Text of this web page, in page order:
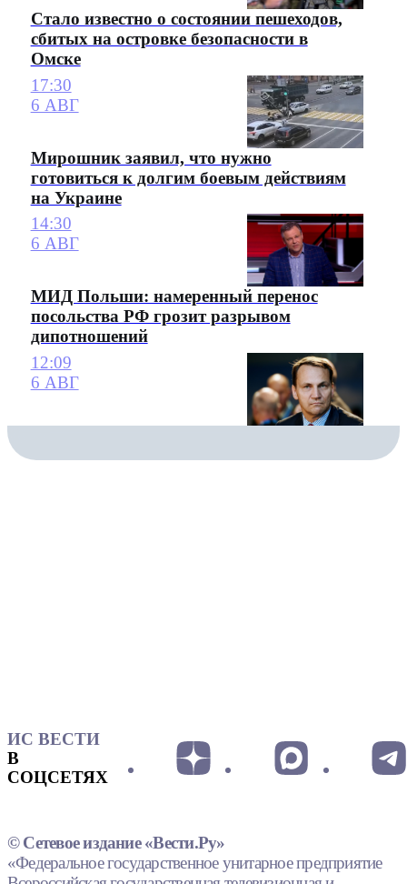
Стало известно о состоянии пешеходов,
сбитых на островке безопасности в
Омске
17:30
6 АВГ
Мирошник заявил, что нужно
готовиться к долгим боевым действиям
на Украине
14:30
6 АВГ
МИД Польши: намеренный перенос
посольства РФ грозит разрывом
дипотношений
12:09
6 АВГ
ИС ВЕСТИ
В
СОЦСЕТЯХ
© Сетевое издание «Вести.Ру»
«Федеральное государственное унитарное предприятие